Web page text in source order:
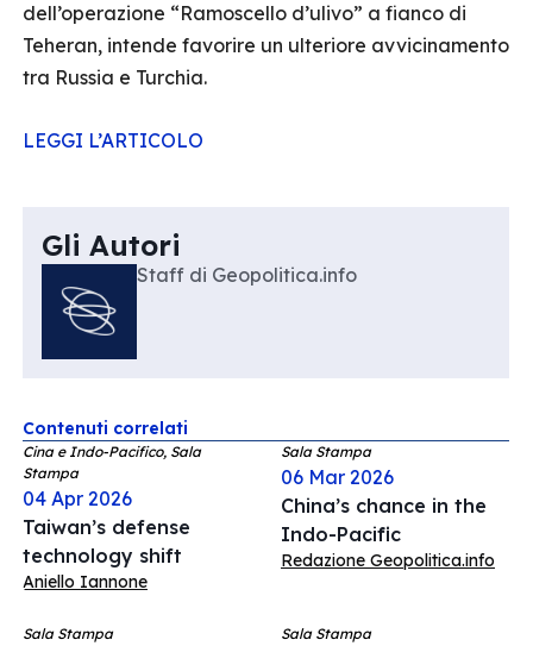
dell’operazione “Ramoscello d’ulivo” a fianco di
Teheran, intende favorire un ulteriore avvicinamento
tra Russia e Turchia.
LEGGI L’ARTICOLO
Gli Autori
Staff di Geopolitica.info
Contenuti correlati
Cina e Indo-Pacifico, Sala
Stampa
04 Apr 2026
Taiwan’s defense
technology shift
Aniello Iannone
Sala Stampa
06 Mar 2026
China’s chance in the
Indo-Pacific
Redazione Geopolitica.info
Sala Stampa Sala Stampa